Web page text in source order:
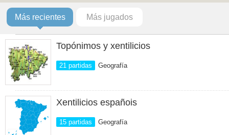
Más recientes Más jugados
Topónimos y xentilicios
21 partidas Geografía
Xentilicios españois
15 partidas Geografía